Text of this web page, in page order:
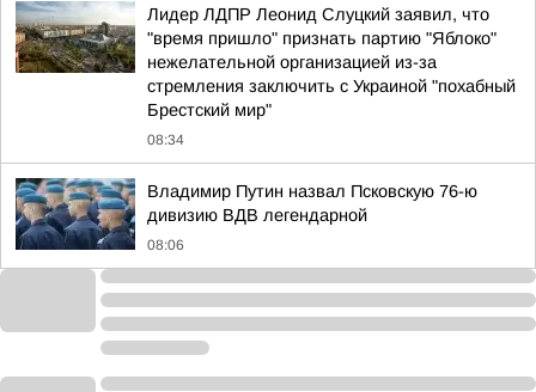
Лидер ЛДПР Леонид Слуцкий заявил, что
"время пришло" признать партию "Яблоко"
нежелательной организацией из-за
стремления заключить с Украиной "похабный
Брестский мир"
08:34
Владимир Путин назвал Псковскую 76-ю
дивизию ВДВ легендарной
08:06